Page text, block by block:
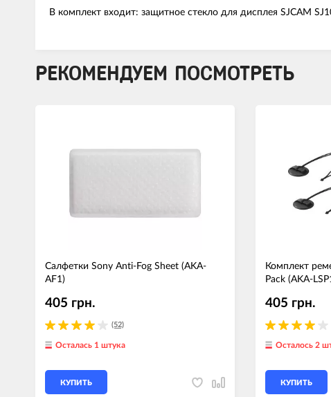
В комплект входит: защитное стекло для дисплея SJCAM
РЕКОМЕНДУЕМ ПОСМОТРЕТЬ
Салфетки Sony Anti-Fog Sheet (AKA-
AF1)
(52)
405 грн.
Осталась 1 штука
КУПИТЬ
Комплект
Pack (AKA-
405 грн.
Осталось 2
КУПИТЬ